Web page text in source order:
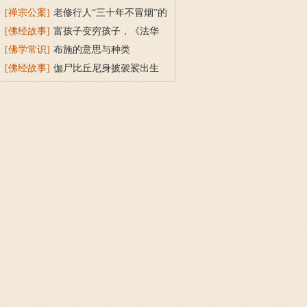
持戒穿素服得宝珠
[禅宗公案] 老修行人“三十年不冒烟”的
故事
[佛经故事] 富孩子变穷孩子，《法华
经》穷子喻的故事
[佛学常识] 布施的意思与种类
[佛经故事] 伽尸比丘尼身披袈裟出生